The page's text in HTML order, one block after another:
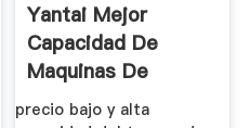
Yantai Mejor
Capacidad De
Maquinas De
Mineria .
precio bajo y alta